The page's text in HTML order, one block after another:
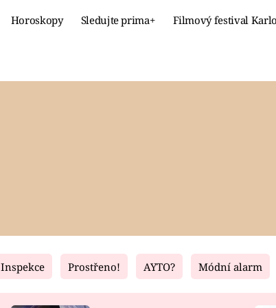
Horoskopy Sledujte prima+ Filmový festival
Fresh Living
Inspekce Prostřeno! AYTO? Módní alarm